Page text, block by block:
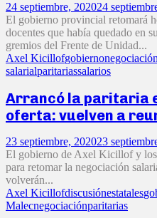
24 septiembre, 202024
El gobierno provincial retomará
docentes que había quedado en
gremios del Frente de Unidad...
Axel Kicillofgobierno
salarialparitariassalarios
Arrancó la paritaria
oferta: vuelven a
23 septiembre, 202023
El gobierno de Axel Kicillof y los
para retomar la negociación
volverán...
Axel Kicillofdiscusiónestatales
Malecnegociaciónparitarias